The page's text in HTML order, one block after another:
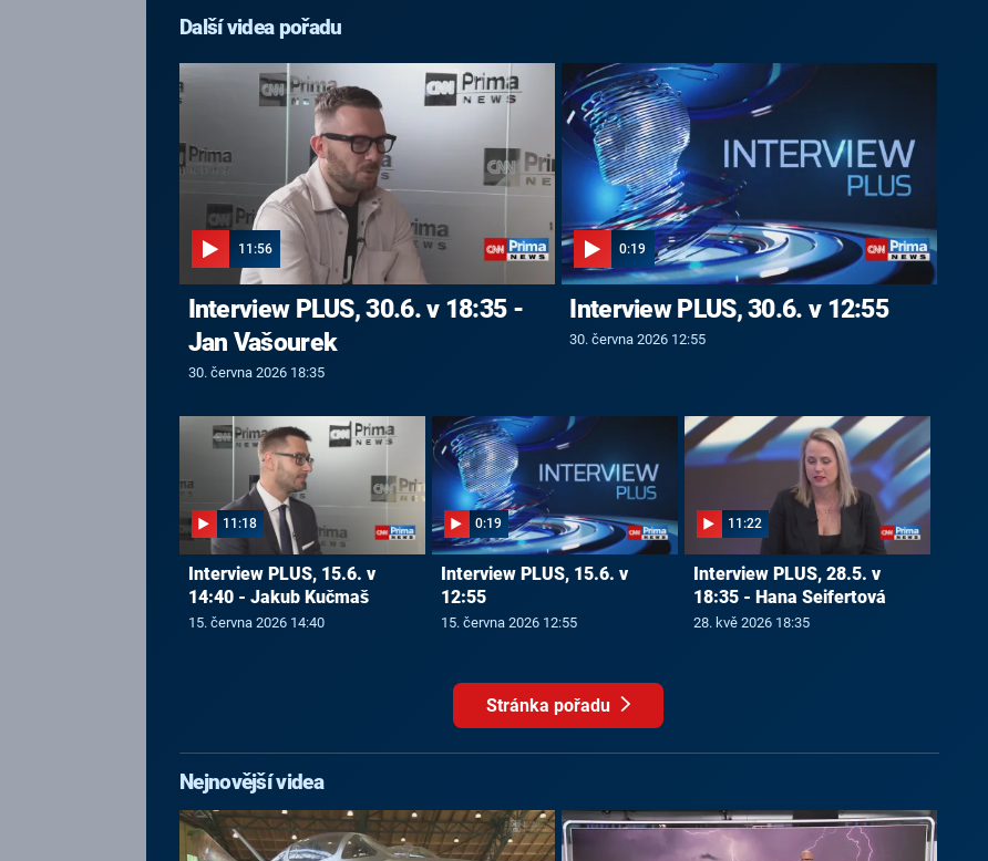
Další videa pořadu
11:56
Interview PLUS, 30.6. v 18:35 -
Jan Vašourek
30. června 2026 18:35
0:19
Interview PLUS, 30.6. v 12:55
30. června 2026 12:55
11:18
Interview PLUS, 15.6. v
14:40 - Jakub Kučmaš
15. června 2026 14:40
0:19
Interview PLUS, 15.6. v
12:55
15. června 2026 12:55
11:22
Interview PLUS, 28.5. v
18:35 - Hana Seifertová
28. kvě 2026 18:35
Stránka pořadu
Nejnovější videa